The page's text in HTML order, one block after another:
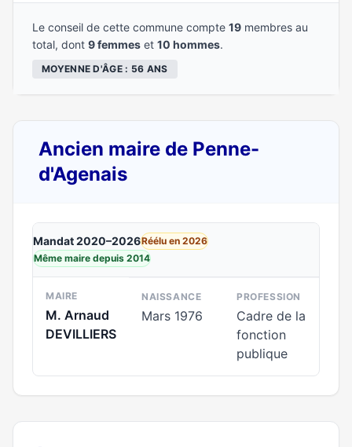
Le conseil de cette commune compte 19 membres au
total, dont 9 femmes et 10 hommes.
MOYENNE D'ÂGE : 56 ANS
Ancien maire de Penne-
d'Agenais
Mandat 2020–2026Réélu en 2026
Même maire depuis 2014
MAIRE
M. Arnaud
DEVILLIERS
NAISSANCE
Mars 1976
PROFESSION
Cadre de la
fonction
publique